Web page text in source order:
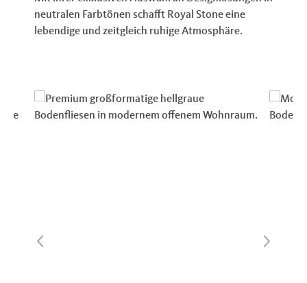
neutralen Farbtönen schafft Royal Stone eine
lebendige und zeitgleich ruhige Atmosphäre.